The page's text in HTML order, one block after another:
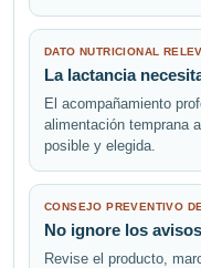
DATO NUTRICIONAL
La lactancia
El acompañamiento
alimentación temprana
posible y elegida.
CONSEJO PREVENTIVO
No ignore los
Revise el producto,